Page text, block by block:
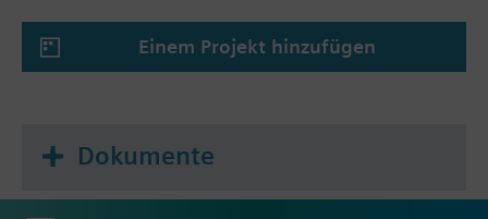
Einem Projekt hinzufügen
Dokumente